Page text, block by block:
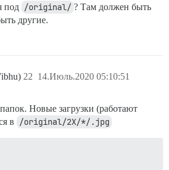
под /original/ ? Там должен быть
другие.
14.Июль.2020 05:10:51
22
Новые загрузки (работают
в
/original/2X/*/.jpg